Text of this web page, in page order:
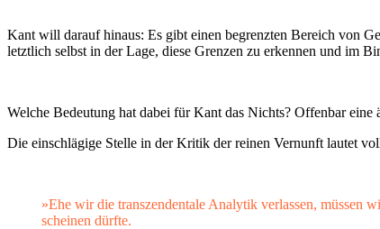
Kant will darauf hinaus: Es gibt einen begrenzten Bereich von
letztlich selbst in der Lage, diese Grenzen zu erkennen und im
Welche Bedeutung hat dabei für Kant das Nichts? Offenbar eine
Die einschlägige Stelle in der Kritik der reinen Vernunft lautet
»Ehe wir die transzendentale Analytik verlassen, müssen
scheinen dürfte.